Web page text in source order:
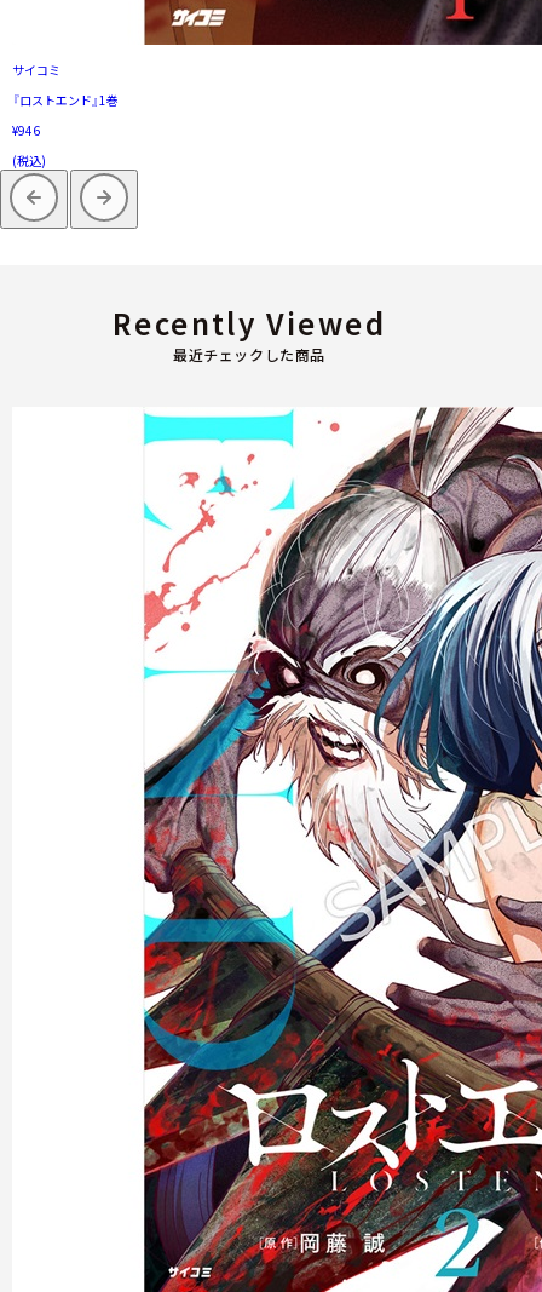
サイコミ
『ロストエンド』1巻
¥946
(税込)
最近チェックした商品
Recently Viewed